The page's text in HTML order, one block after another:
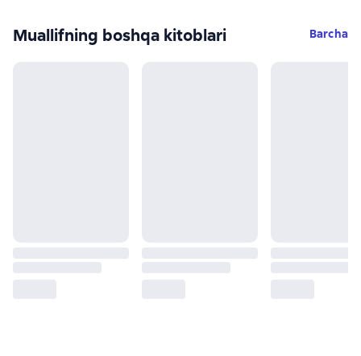
Muallifning boshqa kitoblari Barcha